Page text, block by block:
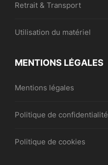
Retrait & Transport
Utilisation du matériel
MENTIONS LÉGALES
Mentions légales
Politique de confidentialité
Politique de cookies